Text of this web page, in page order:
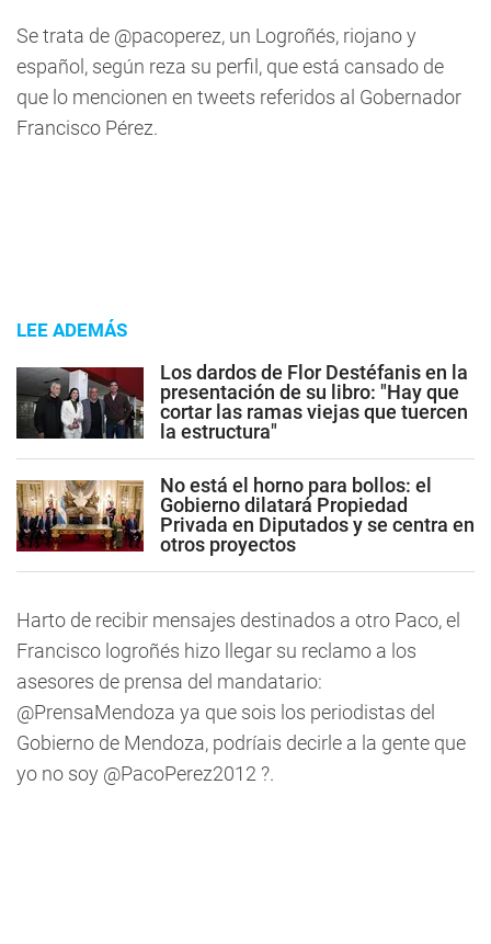
Se trata de @pacoperez, un Logroñés, riojano y
español, según reza su perfil, que está cansado de
que lo mencionen en tweets referidos al Gobernador
Francisco Pérez.
LEE ADEMÁS
Los dardos de Flor Destéfanis en la
presentación de su libro: "Hay que
cortar las ramas viejas que tuercen
la estructura"
No está el horno para bollos: el
Gobierno dilatará Propiedad
Privada en Diputados y se centra en
otros proyectos
Harto de recibir mensajes destinados a otro Paco, el
Francisco logroñés hizo llegar su reclamo a los
asesores de prensa del mandatario:
@PrensaMendoza ya que sois los periodistas del
Gobierno de Mendoza, podríais decirle a la gente que
yo no soy @PacoPerez2012 ?.